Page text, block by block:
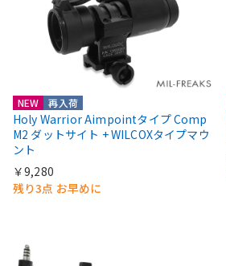
NEW 再入荷
Holy Warrior Aimpointタイプ Comp
M2 ダットサイト + WILCOXタイプマウ
ント
￥9,280
残り3点 お早めに